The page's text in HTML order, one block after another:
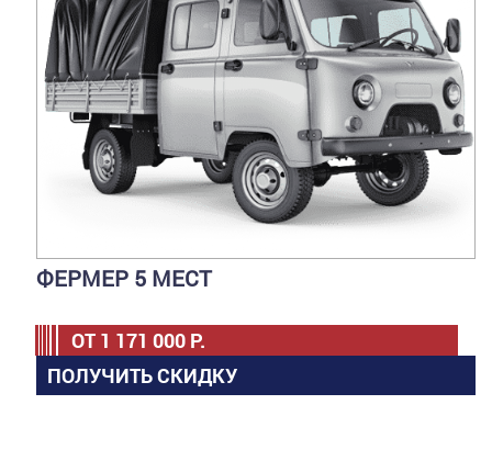
ФЕРМЕР 5 МЕСТ
ОТ 1 171 000 Р.
ПОЛУЧИТЬ СКИДКУ